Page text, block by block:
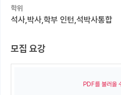
커리어
학위
석사,박사,학부 인턴,석박사통합
모집 요강
PDF를 불러올